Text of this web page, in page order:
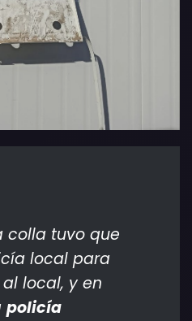
colla tuvo que
local para
local, y en
policía